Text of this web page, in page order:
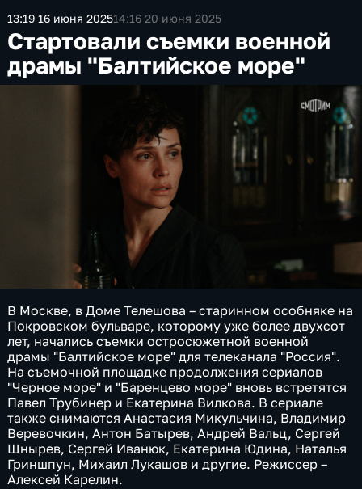
13:19 16 июня 202514:16 20 июня 2025
Стартовали съемки военной
драмы "Балтийское море"
В Москве, в Доме Телешова – старинном особняке на
Покровском бульваре, которому уже более двухсот
лет, начались съемки остросюжетной военной
драмы "Балтийское море" для телеканала "Россия".
На съемочной площадке продолжения сериалов
"Черное море" и "Баренцево море" вновь встретятся
Павел Трубинер и Екатерина Вилкова. В сериале
также снимаются Анастасия Микульчина, Владимир
Веревочкин, Антон Батырев, Андрей Вальц, Сергей
Шнырев, Сергей Иванюк, Екатерина Юдина, Наталья
Гриншпун, Михаил Лукашов и другие. Режиссер –
Алексей Карелин.